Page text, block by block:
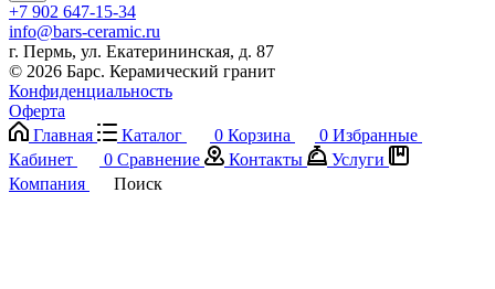
+7 902 647-15-34
info@bars-ceramic.ru
г. Пермь, ул. Екатерининская, д. 87
© 2026 Барс. Керамический гранит
Конфиденциальность
Оферта
Главная
Каталог 0 Корзина 0 Избранные
Кабинет
0 Сравнение Контакты
Услуги
Компания
Поиск